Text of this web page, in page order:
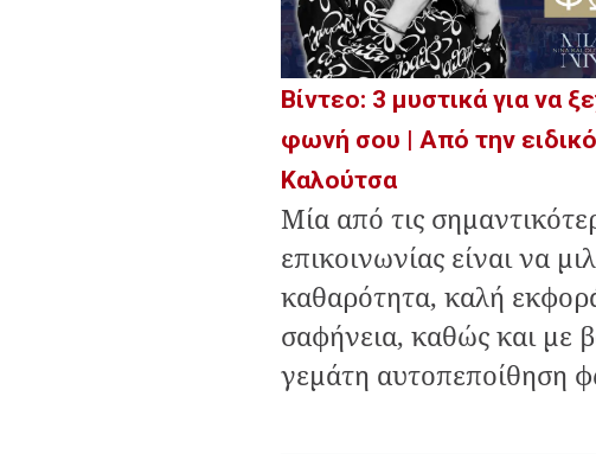
Βίντεο: 3 μυστικά για να
φωνή σου | Από την
Καλούτσα
Μία από τις
επικοινωνίας είναι να
καθαρότητα, καλή
σαφήνεια, καθώς και με
γεμάτη αυτοπεποίθηση